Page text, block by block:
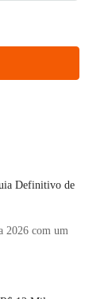
Definitivo de
2026 com um